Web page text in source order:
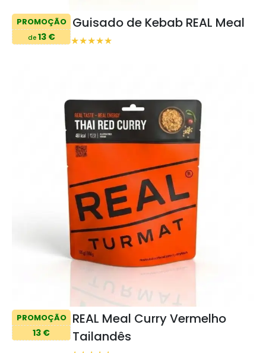
PROMOÇÃO
de13 €
Guisado de Kebab REAL Meal
PROMOÇÃO
13 €
REAL Meal Curry Vermelho
Tailandês